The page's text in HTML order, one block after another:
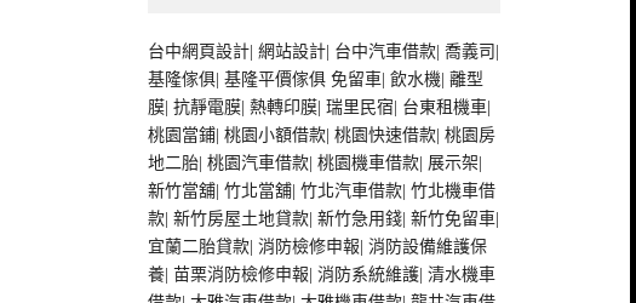
台中網頁設計 |網站設計 台中汽車借款 |喬義司
基隆傢俱 |基隆平價傢俱 免留車 |飲水機 |離型
膜 |抗靜電膜 |熱轉印膜 |瑞里民宿 台東租機車
桃園當鋪 |桃園小額借款 |桃園快速借款 |桃園房
地二胎 |桃園汽車借款 |桃園機車借款 展示架
新竹當舖 |竹北當舖 |竹北汽車借款 |竹北機車借
款 |新竹房屋土地貸款 |新竹急用錢 |新竹免留車
宜蘭二胎貸款 |消防檢修申報 |消防設備維護保
養 |苗栗消防檢修申報 |消防系統維護 |清水機車